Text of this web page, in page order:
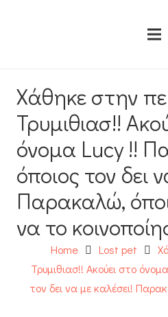
Χάθηκε στην
Τρυμιθιασ!!
όνομα Lucy !!
όποιος τον δει
Παρακαλώ,
να το
Home Lost pet
Τρυμιθιασ!! Ακούει στο
τον δει να με καλέσει!